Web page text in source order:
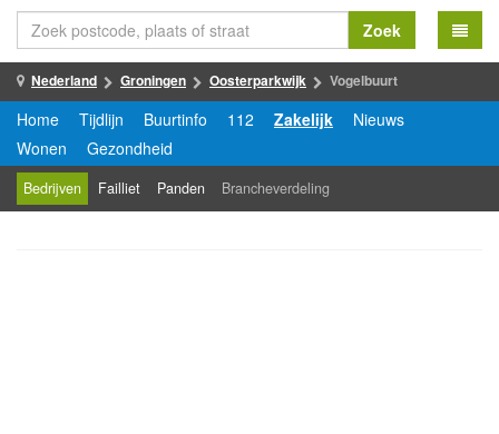
Zoek
Nederland Groningen Oosterparkwijk Vogelbuurt
Home Tijdlijn Buurtinfo 112 Zakelijk
Nieuws
Wonen
Gezondheid
Bedrijven Failliet Panden Brancheverdeling